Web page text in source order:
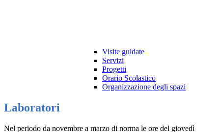
Visite guidate
Servizi
Progetti
Orario Scolastico
Organizzazione degli spazi
Laboratori
Nel periodo da novembre a marzo di norma le ore del giovedì